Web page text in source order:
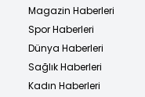
Magazin Haberleri
Spor Haberleri
Dünya Haberleri
Sağlık Haberleri
Kadın Haberleri